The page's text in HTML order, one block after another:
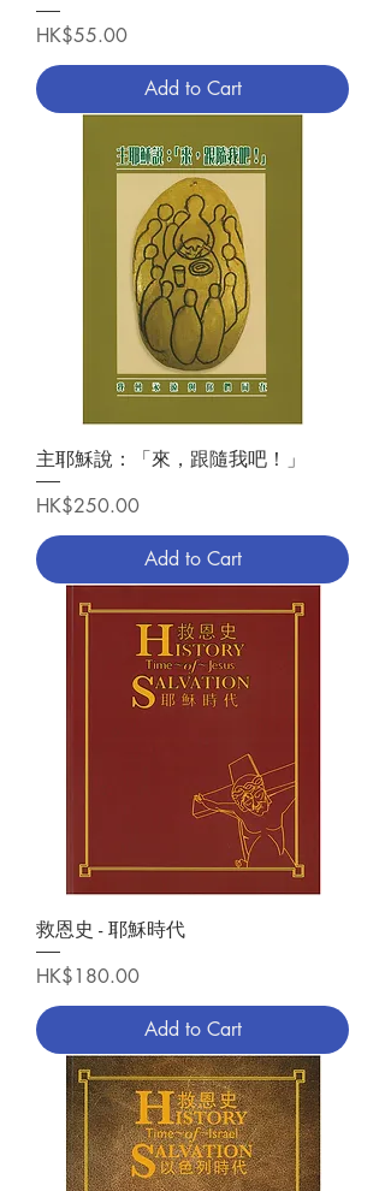
Price
HK$55.00
Add to Cart
主耶穌說：「來，跟隨我吧！」
Price
HK$250.00
Add to Cart
救恩史 - 耶穌時代
Price
HK$180.00
Add to Cart